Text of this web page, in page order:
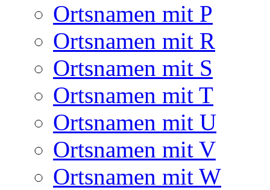
Ortsnamen mit P
Ortsnamen mit R
Ortsnamen mit S
Ortsnamen mit T
Ortsnamen mit U
Ortsnamen mit V
Ortsnamen mit W